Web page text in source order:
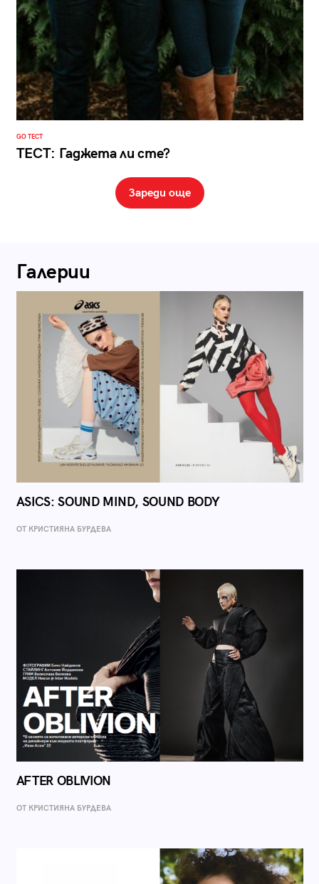
GO ТЕСТ
ТЕСТ: Гаджета ли сте?
Зареди още
Галерии
ASICS: SOUND MIND, SOUND BODY
ОТ КРИСТИЯНА БУРДЕВА
AFTER OBLIVION
ОТ КРИСТИЯНА БУРДЕВА